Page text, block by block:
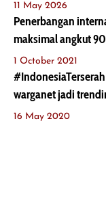
11 May 2026
Penerbangan
maksimal angkut
1 October 2021
warganet jadi
16 May 2020